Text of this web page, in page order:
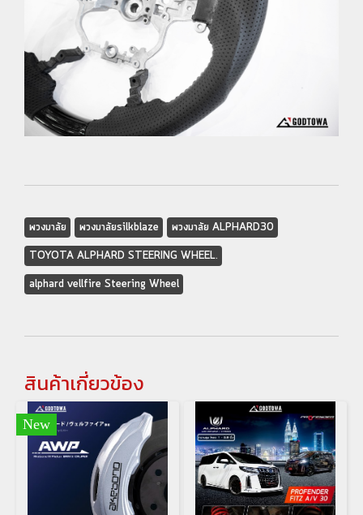
พวงมาลัย พวงมาลัยsilkblaze
พวงมาลัย ALPHARD30
TOYOTA ALPHARD STEERING WHEEL.
alphard vellfire Steering Wheel
สินค้าเกี่ยวข้อง
New